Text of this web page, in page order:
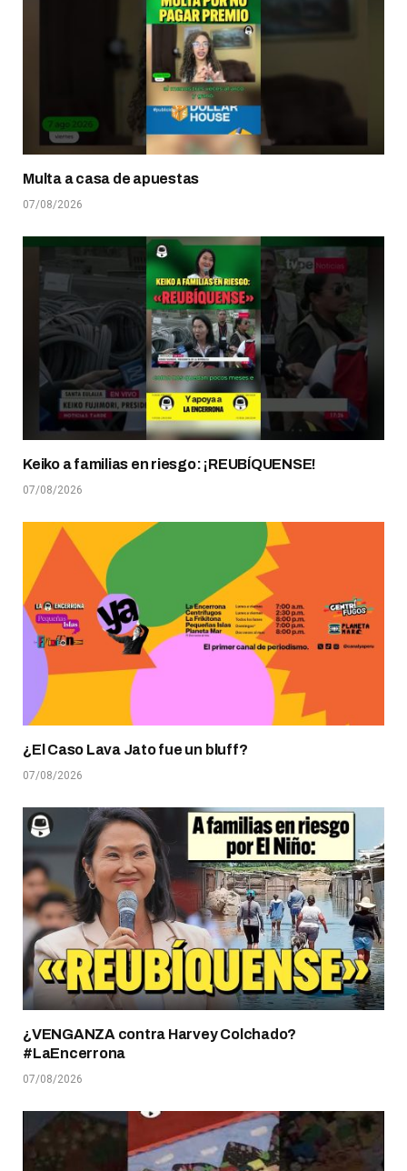
Multa a casa de apuestas
07/08/2026
Keiko a familias en riesgo: ¡REUBÍQUENSE!
07/08/2026
¿El Caso Lava Jato fue un bluff?
07/08/2026
¿VENGANZA contra Harvey Colchado?
#LaEncerrona
07/08/2026